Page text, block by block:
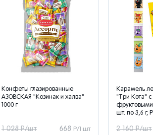
Конфеты глазированные
АЗОВСКАЯ "Козинак и халва"
1000 г
668Р/1 шт
1 028 Р/шт
Карамель
"Три Кота" с
фруктовыми
шт. по 3,6 г,
2 160 Р/шт